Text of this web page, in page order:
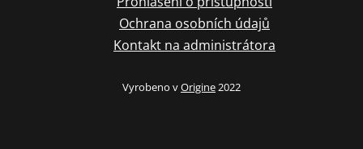
Ochrana osobních údajů
Kontakt na administrátora
Vyrobeno vOrigine2022